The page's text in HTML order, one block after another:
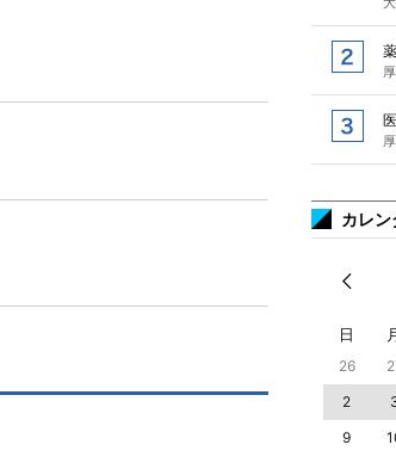
カレン
日
26
2
9